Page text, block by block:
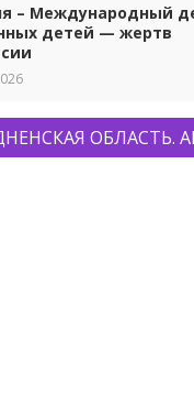
– Международный
детей — жертв
ОБЛАСТЬ.